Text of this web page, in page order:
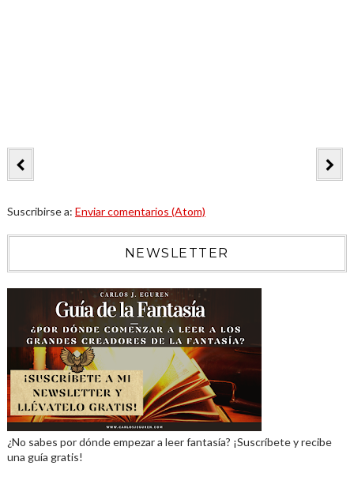
Suscribirse a: Enviar comentarios (Atom)
NEWSLETTER
¿No sabes por dónde empezar a leer fantasía? ¡Suscríbete y recibe
una guía gratis!